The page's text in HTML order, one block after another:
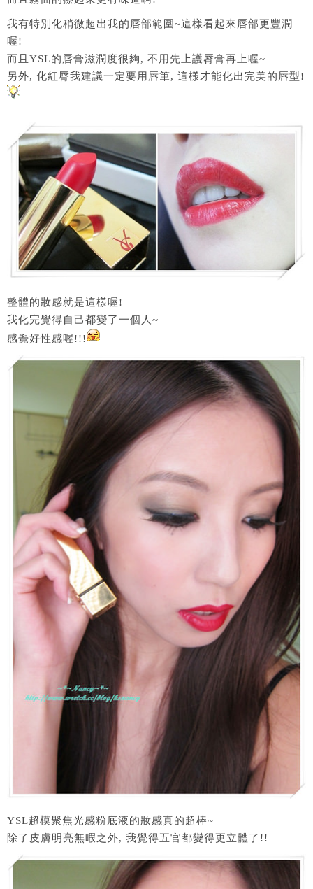
我有特別化稍微超出我的唇部範圍~這樣看起來唇部更豐潤
喔!
而且YSL的唇膏滋潤度很夠, 不用先上護脣膏再上喔~
另外, 化紅脣我建議一定要用唇筆, 這樣才能化出完美的唇型!
整體的妝感就是這樣喔!
我化完覺得自己都變了一個人~
感覺好性感喔!!!
YSL超模聚焦光感粉底液的妝感真的超棒~
除了皮膚明亮無暇之外, 我覺得五官都變得更立體了!!